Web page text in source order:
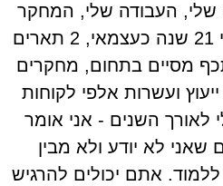
שלי, העבודה שלי, המחקר
שלי והעשייה שלי. אחרי 21 שנה כעצמאי, 2 תארים
מסיים בתחום, מחקרים
ועשרות אלפי לקוחות
לאורך השנים - אני אומר
לא יודע ולא מבין
אתם יכולים להרגיש